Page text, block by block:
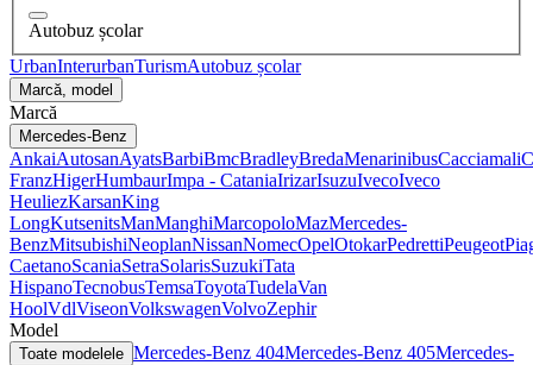
Autobuz școlar
UrbanInterurbanTurismAutobuz școlar
Marcă, model
Marcă
Mercedes-Benz
AnkaiAutosanAyatsBarbiBmcBradleyBredaMenarinibusCacciamali
FranzHigerHumbaurImpa - CataniaIrizarIsuzuIvecoIveco
HeuliezKarsanKing
LongKutsenitsManManghiMarcopoloMazMercedes-
BenzMitsubishiNeoplanNissanNomecOpelOtokarPedrettiPeugeot
CaetanoScaniaSetraSolarisSuzukiTata
HispanoTecnobusTemsaToyotaTudelaVan
HoolVdlViseonVolkswagenVolvoZephir
Model
Toate modelele Mercedes-Benz 404Mercedes-Benz 405Mercedes-